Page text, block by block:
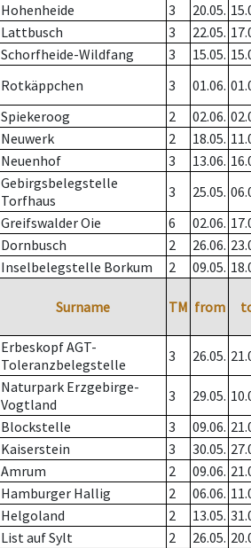
Hohenheide 3 20.05.
Lattbusch 3 22.05.
Schorfheide-Wildfang 3 15.05.
Rotkäppchen 3 01.06.
Spiekeroog 2 02.06.
Neuwerk 2 18.05.
Neuenhof 3 13.06.
Gebirgsbelegstelle
Torfhaus
3 25.05.
Greifswalder Oie 6 02.06.
Dornbusch 2 26.06.
Inselbelegstelle Borkum 2 09.05.
Surname TM from
Erbeskopf AGT-
Toleranzbelegstelle
3 26.05.
Naturpark Erzgebirge-
Vogtland
3 29.05.
Blockstelle 3 09.06.
Kaiserstein 3 30.05.
Amrum 2 09.06.
Hamburger Hallig 2 06.06.
Helgoland 2 13.05.
List auf Sylt 2 26.05.